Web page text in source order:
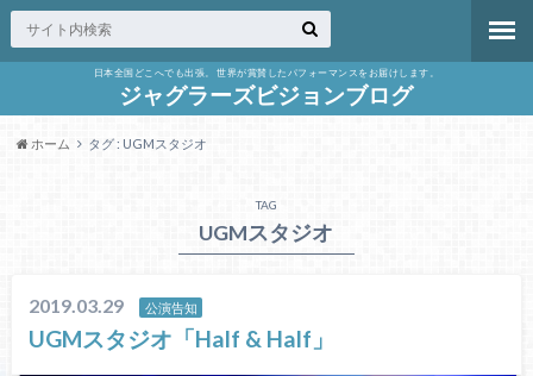
日本全国どこへでも出張。 世界が賞賛したパフォーマンスをお届けします。
ジャグラーズビジョンブログ
ホーム タグ : UGMスタジオ
TAG
UGMスタジオ
2019.03.29 公演告知
UGMスタジオ「Half & Half」